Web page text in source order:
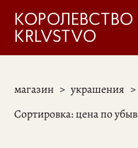
KRLVSTVO
магазин > украшения >
Сортировка:цена по